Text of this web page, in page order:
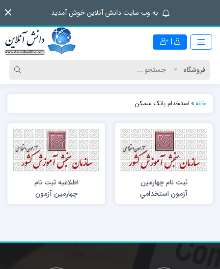
به وب سایت دانش آنلاین خوش آمدید
|
خانه» استخدام بانک مسکن
ثبت نام چهارمين
آزمون استخدامي
متمركز دستگاه‌هاي
اطلاعیه ثبت نام
چهارمین آزمون
استخدامی مشترك